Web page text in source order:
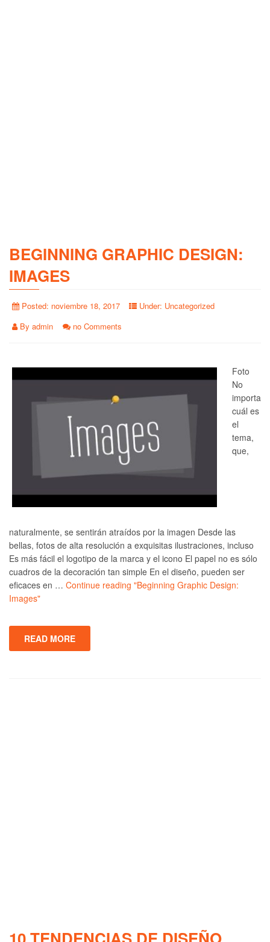
BEGINNING GRAPHIC DESIGN:
IMAGES
Posted: noviembre 18, 2017 Under: Uncategorized
By admin no Comments
Foto
No
importa
cuál es
el
tema,
que,
naturalmente, se sentirán atraídos por la imagen Desde las
bellas, fotos de alta resolución a exquisitas ilustraciones, incluso
Es más fácil el logotipo de la marca y el icono El papel no es sólo
cuadros de la decoración tan simple En el diseño, pueden ser
eficaces en … Continue reading "Beginning Graphic Design:
Images"
READ MORE